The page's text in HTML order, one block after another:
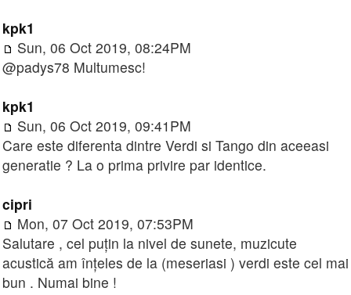
kpk1
Sun, 06 Oct 2019, 08:24PM
@padys78 Multumesc!
kpk1
Sun, 06 Oct 2019, 09:41PM
Care este diferenta dintre Verdi si Tango din aceeasi
generatie ? La o prima privire par identice.
cipri
Mon, 07 Oct 2019, 07:53PM
Salutare , cel puțin la nivel de sunete, muzicute
acustică am înțeles de la (meseriasi ) verdi este cel mai
bun . Numai bine !